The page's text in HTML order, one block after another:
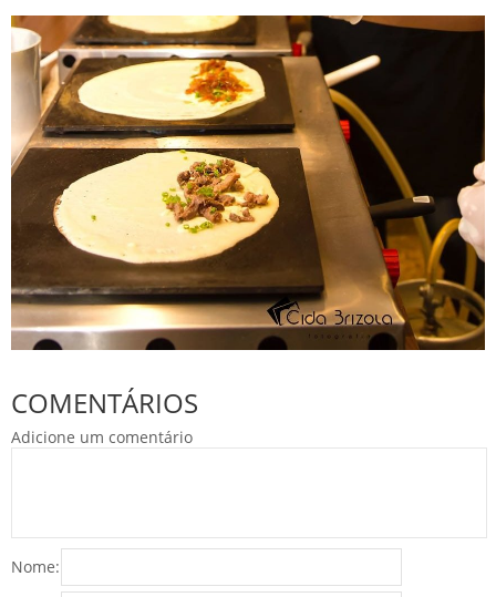
COMENTÁRIOS
Adicione um comentário
Nome: